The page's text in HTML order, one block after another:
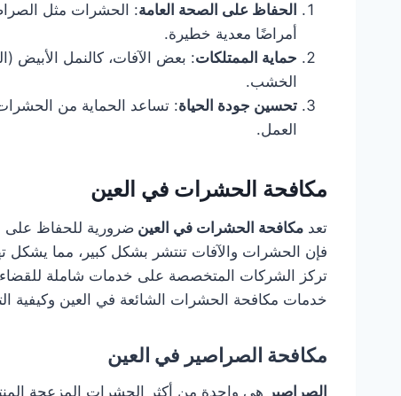
الحفاظ على الصحة العامة: الحشرات مثل
أمراضًا معدية خطيرة.
حماية الممتلكات: بعض الآفات، كالنمل الأبيض
الخشب.
تحسين جودة الحياة: تساعد الحماية من
العمل.
مكافحة الحشرات في العين
تعدمكافحة الحشرات في العينضرورية للحفاظ على
فإن الحشرات والآفات تنتشر بشكل كبير، مما يشكل
تركز الشركات المتخصصة على خدمات شاملة
خدمات مكافحة الحشرات الشائعة في العين وكيفية
مكافحة الصراصير في العين
الصراصير هي واحدة من أكثر الحشرات المزعجة